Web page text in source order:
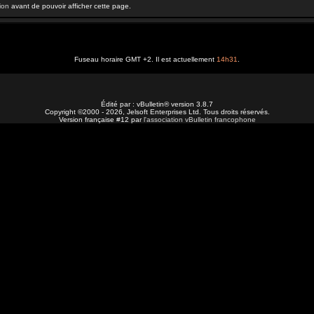
avant de pouvoir afficher cette page.
Fuseau horaire GMT +2. Il est actuellement 14h31
Édité par : vBulletin® version 3.8.7
Copyright ©2000 - 2026, Jelsoft Enterprises Ltd. Tous droits réservés.
Version française #12 parl'association vBulletin francophone